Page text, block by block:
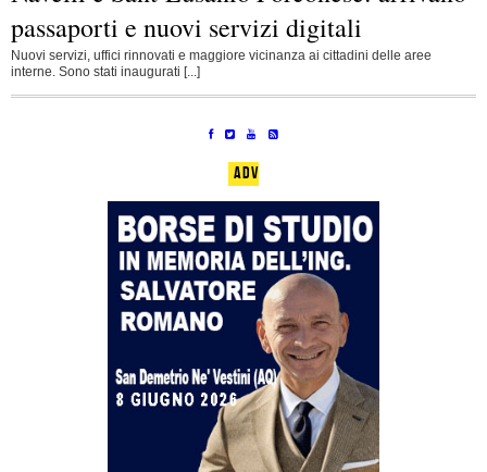
passaporti e nuovi servizi digitali
Nuovi servizi, uffici rinnovati e maggiore vicinanza ai cittadini delle aree
interne. Sono stati inaugurati [...]
ADV